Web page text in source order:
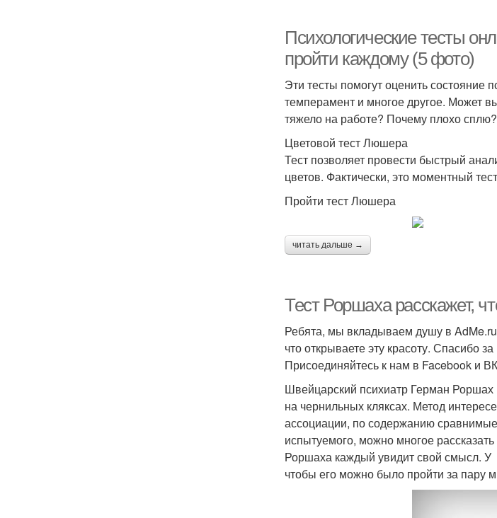
Психологические тесты
пройти каждому (5 фото)
Эти тесты помогут оценить состояние
темперамент и многое другое. Может
тяжело на работе? Почему плохо
Цветовой тест Люшера
Тест позволяет провести быстрый
цветов. Фактически, это моментный
Пройти тест Люшера
читать дальше →
Тест Роршаха расскажет,
Ребята, мы вкладываем душу в
что открываете эту красоту. Спасибо
Присоединяйтесь к нам в Facebook и
Швейцарский психиатр Герман Роршах
на чернильных кляксах. Метод
ассоциации, по содержанию
испытуемого, можно многое
Роршаха каждый увидит свой смысл. У
чтобы его можно было пройти за пару